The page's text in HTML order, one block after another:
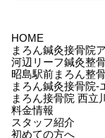
HOME
まろん鍼灸接骨院
河辺リーフ鍼灸整
昭島駅前まろん整
まろん鍼灸接骨院-
まろん接骨院 西立
料金情報
スタッフ紹介
初めての方へ